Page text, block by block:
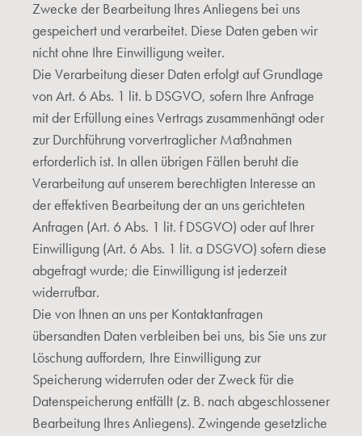
Zwecke der Bearbeitung Ihres Anliegens bei uns
gespeichert und verarbeitet. Diese Daten geben wir
nicht ohne Ihre Einwilligung weiter.
Die Verarbeitung dieser Daten erfolgt auf Grundlage
von Art. 6 Abs. 1 lit. b DSGVO, sofern Ihre Anfrage
mit der Erfüllung eines Vertrags zusammenhängt oder
zur Durchführung vorvertraglicher Maßnahmen
erforderlich ist. In allen übrigen Fällen beruht die
Verarbeitung auf unserem berechtigten Interesse an
der effektiven Bearbeitung der an uns gerichteten
Anfragen (Art. 6 Abs. 1 lit. f DSGVO) oder auf Ihrer
Einwilligung (Art. 6 Abs. 1 lit. a DSGVO) sofern diese
abgefragt wurde; die Einwilligung ist jederzeit
widerrufbar.
Die von Ihnen an uns per Kontaktanfragen
übersandten Daten verbleiben bei uns, bis Sie uns zur
Löschung auffordern, Ihre Einwilligung zur
Speicherung widerrufen oder der Zweck für die
Datenspeicherung entfällt (z. B. nach abgeschlossener
Bearbeitung Ihres Anliegens). Zwingende gesetzliche